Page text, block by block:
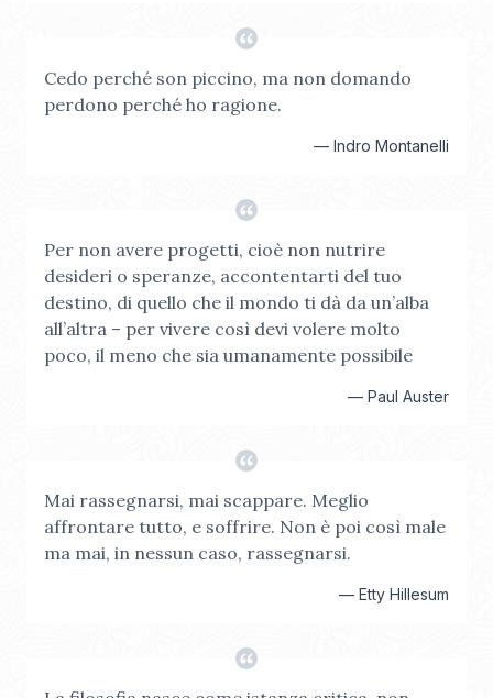
Cedo perché son piccino, ma non domando
perdono perché ho ragione.
— Indro Montanelli
Per non avere progetti, cioè non nutrire
desideri o speranze, accontentarti del tuo
destino, di quello che il mondo ti dà da un’alba
all’altra – per vivere così devi volere molto
poco, il meno che sia umanamente possibile
— Paul Auster
Mai rassegnarsi, mai scappare. Meglio
affrontare tutto, e soffrire. Non è poi così male
ma mai, in nessun caso, rassegnarsi.
— Etty Hillesum